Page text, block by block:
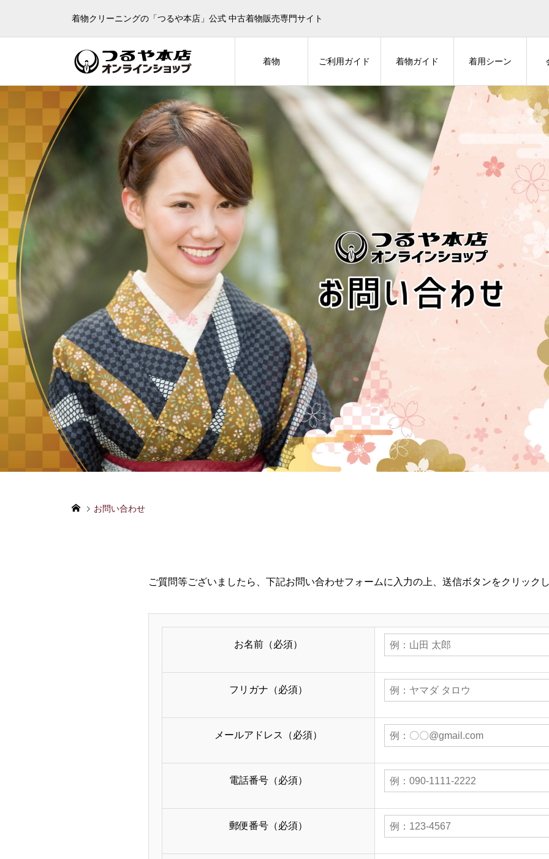
着物クリーニングの「つるや本店」公式 中古着物販売専門サイト
着物 ご利用ガイド 着物ガイド 着用シーン
お問い合わせ
ご質問等ございましたら、下記お問い合わせフォームに入力の上、送信ボタンをクリックし
お名前（必須）
フリガナ（必須）
メールアドレス（必須）
電話番号（必須）
郵便番号（必須）